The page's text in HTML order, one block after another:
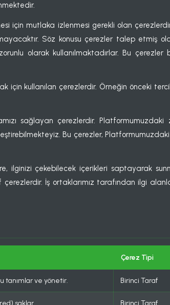
için mutlaka izlenmesi gerekli olan
Söz konusu çerezler talep etmiş
olarak kullanılmaktadırlar. Bu
için kullanılan çerezlerdir. Örneğin önceki
sağlayan çerezlerdir.
Bu çerezler,
ilginizi çekebilecek içerikleri saptayarak
İş ortaklarımız tarafından ilgi
Çerez Tipi
tanımlar ve yönetir. Birinci Taraf
saklar. Birinci Taraf